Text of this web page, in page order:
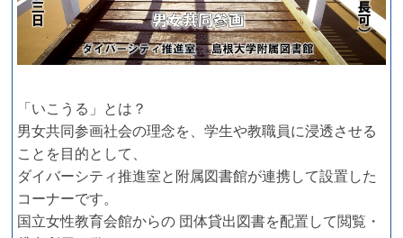
「いこうる」とは？
男女共同参画社会の理念を、学生や教職員に浸透させる
ことを目的として、
ダイバーシティ推進室と附属図書館が連携して設置した
コーナーです。
国立女性教育会館からの 団体貸出図書を配置して閲覧・